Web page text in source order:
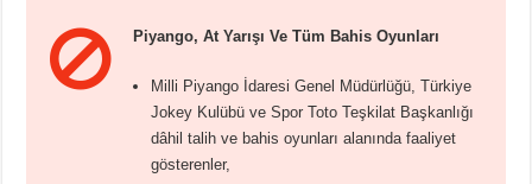
Piyango, At Yarışı Ve Tüm Bahis Oyunları
Milli Piyango İdaresi Genel Müdürlüğü, Türkiye
Jokey Kulübü ve Spor Toto Teşkilat Başkanlığı
dâhil talih ve bahis oyunları alanında faaliyet
gösterenler,